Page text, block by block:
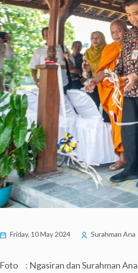
Friday, 10 May 2024 Surahman Ana
Foto : Ngasiran dan Surahman Ana